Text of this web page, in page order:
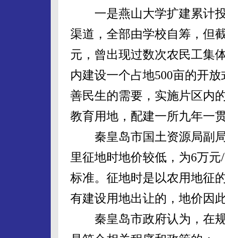
一是燕山大学扩建累计投
渠道，全部由学校自筹，但
元，曾出现过数次农民工集
内建设一个占地500亩的开
善民生的需要，实施片区内
教育用地，配建一所九年一
秦皇岛市国土资源局副局
里征地时地价较低，为6万
标准。征地时是以农用地征
有建设用地出让的，地价因
秦皇岛市政府认为，在规